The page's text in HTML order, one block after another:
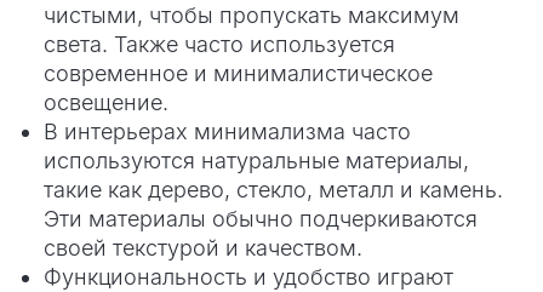
чистыми, чтобы пропускать максимум
света. Также часто используется
современное и минималистическое
освещение.
В интерьерах минимализма часто
используются натуральные материалы,
такие как дерево, стекло, металл и камень.
Эти материалы обычно подчеркиваются
своей текстурой и качеством.
Функциональность и удобство играют